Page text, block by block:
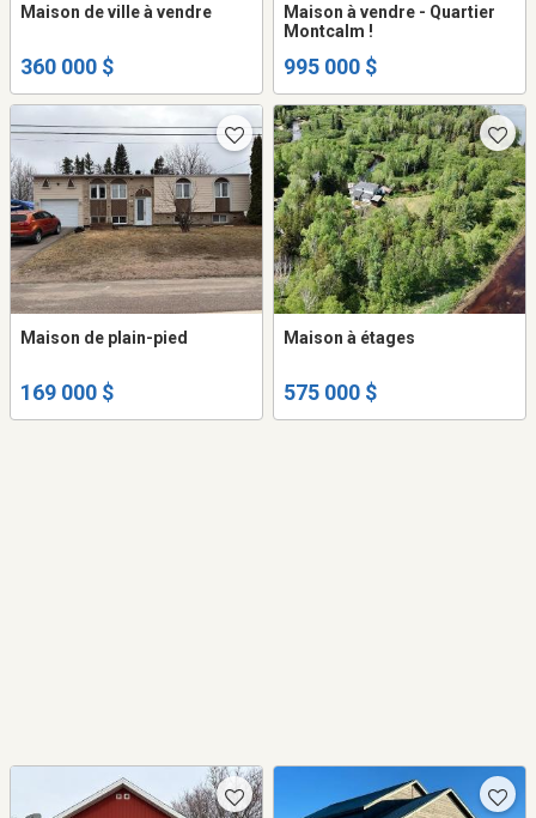
Maison de ville à vendre
360 000 $
Maison à vendre - Quartier
Montcalm !
995 000 $
Maison de plain-pied
169 000 $
Maison à étages
575 000 $